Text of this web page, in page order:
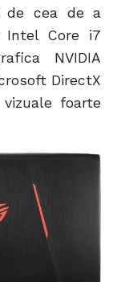
de cea de a
Intel Core i7
NVIDIA
DirectX
foarte